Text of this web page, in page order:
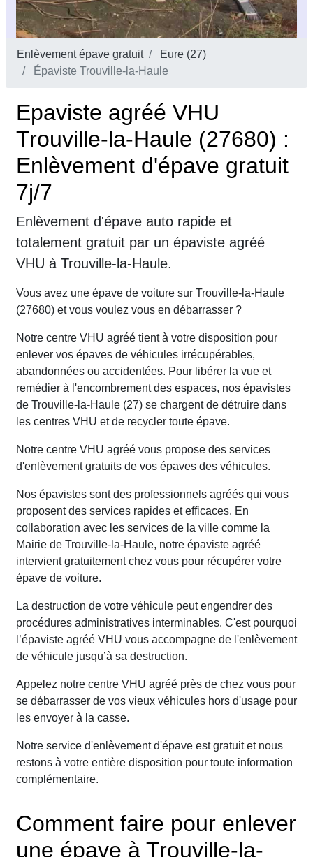
Enlèvement épave gratuit
Eure (27)
Épaviste Trouville-la-Haule
Epaviste agréé VHU
Trouville-la-Haule (27680) :
Enlèvement d'épave gratuit
7j/7
Enlèvement d'épave auto rapide et
totalement gratuit par un épaviste agréé
VHU à Trouville-la-Haule.
Vous avez une épave de voiture sur Trouville-la-Haule
(27680) et vous voulez vous en débarrasser ?
Notre centre VHU agréé tient à votre disposition pour
enlever vos épaves de véhicules irrécupérables,
abandonnées ou accidentées. Pour libérer la vue et
remédier à l'encombrement des espaces, nos épavistes
de Trouville-la-Haule (27) se chargent de détruire dans
les centres VHU et de recycler toute épave.
Notre centre VHU agréé vous propose des services
d'enlèvement gratuits de vos épaves des véhicules.
Nos épavistes sont des professionnels agréés qui vous
proposent des services rapides et efficaces. En
collaboration avec les services de la ville comme la
Mairie de Trouville-la-Haule, notre épaviste agréé
intervient gratuitement chez vous pour récupérer votre
épave de voiture.
La destruction de votre véhicule peut engendrer des
procédures administratives interminables. C'est pourquoi
l’épaviste agréé VHU vous accompagne de l'enlèvement
de véhicule jusqu’à sa destruction.
Appelez notre centre VHU agréé près de chez vous pour
se débarrasser de vos vieux véhicules hors d'usage pour
les envoyer à la casse.
Notre service d'enlèvement d'épave est gratuit et nous
restons à votre entière disposition pour toute information
complémentaire.
Comment faire pour enlever
une épave à Trouville-la-